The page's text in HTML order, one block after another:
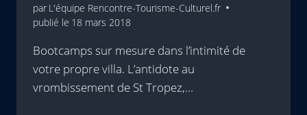
par L'équipe Rencontre-Tourisme-Culturel.fr
publié le 18 mars 2018
Bootcamps sur mesure dans l’intimité de
votre propre villa. L’antidote au
vrombissement de St Tropez,…